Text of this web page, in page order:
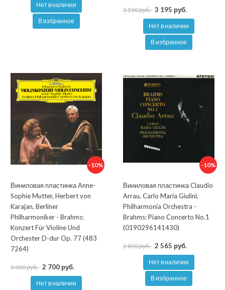
Нет в наличии
В избранное
3 550 руб. 3 195 руб.
Нет в наличии
В избранное
-10%
Виниловая пластинка Anne-
Sophie Mutter, Herbert von
Karajan, Berliner
Philharmoniker - Brahms:
Konzert Für Violine Und
Orchester D-dur Op. 77 (483
7264)
3 000 руб. 2 700 руб.
Нет в наличии
-10%
Виниловая пластинка Claudio
Arrau, Carlo Maria Giulini,
Philharmonia Orchestra -
Brahms: Piano Concerto No.1
(0190296141430)
2 850 руб. 2 565 руб.
Нет в наличии
В избранное